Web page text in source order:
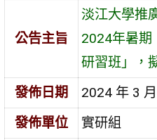
公告主旨
淡江大學推
2024年暑期
研習班」，
發佈日期
2024 年 3
發佈單位
實研組